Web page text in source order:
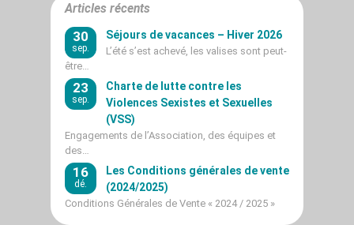
Articles récents
30
sep.
Séjours de vacances – Hiver 2026
L’été s’est achevé, les valises sont peut-
être…
23
sep.
Charte de lutte contre les
Violences Sexistes et Sexuelles
(VSS)
Engagements de l’Association, des équipes et
des…
16
dé.
Les Conditions générales de vente
(2024/2025)
Conditions Générales de Vente « 2024 / 2025 »